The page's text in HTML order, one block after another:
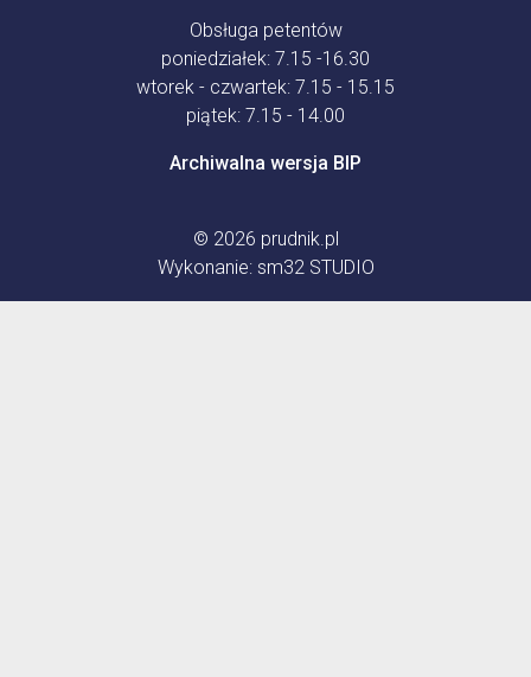
Obsługa petentów
poniedziałek: 7.15 -16.30
wtorek - czwartek: 7.15 - 15.15
piątek: 7.15 - 14.00
Archiwalna wersja BIP
© 2026 prudnik.pl
Wykonanie: sm32 STUDIO